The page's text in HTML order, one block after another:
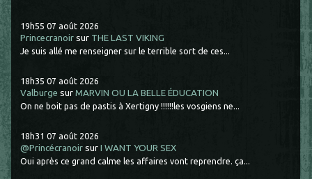
19h55 07 août 2026
Princecranoir sur THE LAST VIKING
Je suis allé me renseigner sur le terrible sort de ces...
18h35 07 août 2026
Valburge surMARVIN OU LA BELLE ÉDUCATION
On ne boit pas de pastis à Xertigny !!!!!!les vosgiens ne...
18h31 07 août 2026
@Princécranoir surI WANT YOUR SEX
Oui après ce grand calme les affaires vont reprendre. ça...